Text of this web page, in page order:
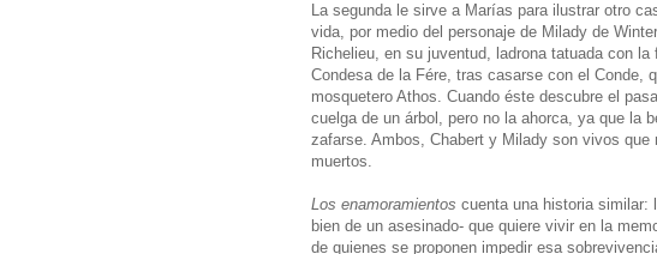
La segunda le sirve a Marías para ilustrar otro
vida, por medio del personaje de Milady de
Richelieu, en su juventud, ladrona tatuada con
Condesa de la Fére, tras casarse con el Conde,
mosquetero Athos. Cuando éste descubre el
cuelga de un árbol, pero no la ahorca, ya que la
zafarse. Ambos, Chabert y Milady son vivos que
muertos.
Los enamoramientos cuenta una historia similar:
bien de un asesinado- que quiere vivir en la
de quienes se proponen impedir esa